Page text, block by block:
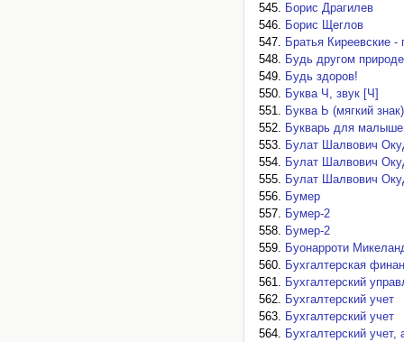
Борис Драгилев
Борис Щеглов
Братья Киреевские
Будь другом
Будь здоров!
Буква Ч, звук [Ч]
Буква Ь (мягкий знак)
Букварь для
Булат Шалвович
Булат Шалвович
Булат Шалвович
Бумер
Бумер-2
Бумер-2
Буонарроти
Бухгалтерская
Бухгалтерский
Бухгалтерский учет
Бухгалтерский учет
Бухгалтерский